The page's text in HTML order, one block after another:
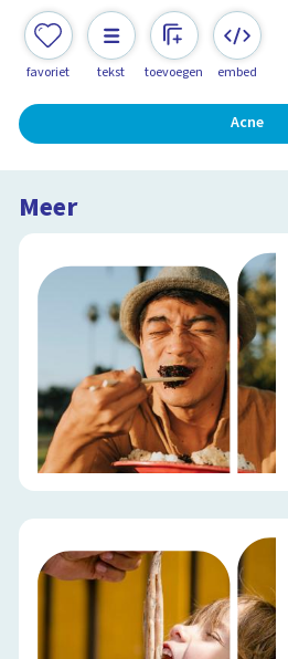
favoriet tekst toevoegen embed
Acne
Meer